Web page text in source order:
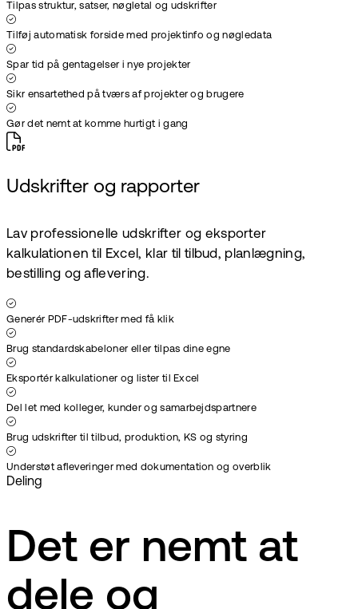
Tilpas struktur, satser, nøgletal og udskrifter
Tilføj automatisk forside med projektinfo og nøgledata
Spar tid på gentagelser i nye projekter
Sikr ensartethed på tværs af projekter og brugere
Gør det nemt at komme hurtigt i gang
Udskrifter og rapporter
Lav professionelle udskrifter og eksporter
kalkulationen til Excel, klar til tilbud, planlægning,
bestilling og aflevering.
Generér PDF-udskrifter med få klik
Brug standardskabeloner eller tilpas dine egne
Eksportér kalkulationer og lister til Excel
Del let med kolleger, kunder og samarbejdspartnere
Brug udskrifter til tilbud, produktion, KS og styring
Understøt afleveringer med dokumentation og overblik
Deling
Det er nemt at
dele og